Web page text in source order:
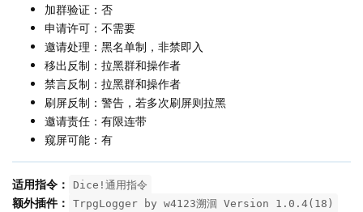
加群验证：否
申请许可：不需要
邀请处理：黑名单制，非禁即入
移出反制：拉黑群和操作者
禁言反制：拉黑群和操作者
刷屏反制：警告，若多次刷屏则拉黑
邀请责任：有限连带
窥屏可能：有
适用指令： Dice!通用指令
额外插件：
TrpgLogger by w4123溯洄 Version 1.0.4(18)